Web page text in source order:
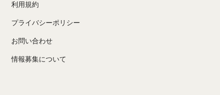
利用規約
プライバシーポリシー
お問い合わせ
情報募集について